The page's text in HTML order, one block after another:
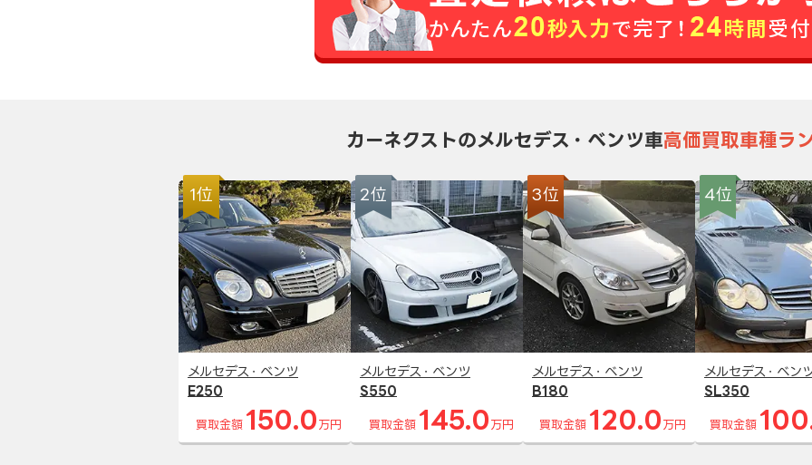
カーネクストのメルセデス・ベンツ車高価買取車種ラ
1位
メルセデス・ベンツ
E250
買取金額 150.0 万円
2位
メルセデス・ベンツ
S550
買取金額 145.0 万円
3位
メルセデス・ベンツ
B180
買取金額 120.0 万円
4位
メルセデス・ベン
SL350
買取金額